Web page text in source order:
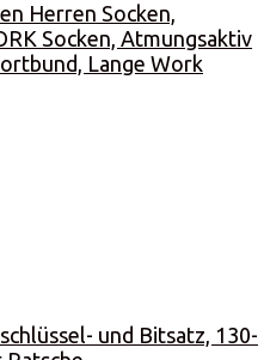
Herren Socken,
Socken, Atmungsaktiv
Lange Work
und Bitsatz, 130-